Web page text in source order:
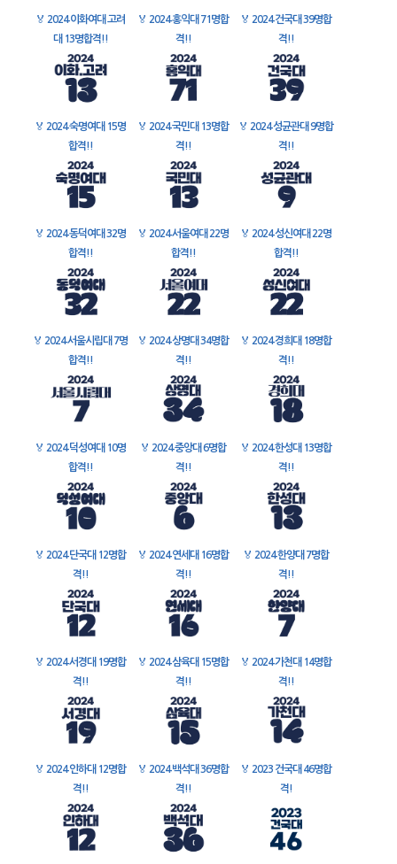
🏅 2024 이화여대 고려
대 13명합격!!
🏅 2024 홍익대 71명합
격!!
🏅 2024 건국대 39명합
격!!
🏅 2024 숙명여대 15명
합격!!
🏅 2024 국민대 13명합
격!!
🏅 2024 성균관대 9명합
격!!
🏅 2024 동덕여대 32명
합격!!
🏅 2024 서울여대 22명
합격!!
🏅 2024 성신여대 22명
합격!!
🏅 2024 서울시립대 7명
합격!!
🏅 2024 상명대 34명합
격!!
🏅 2024 경희대 18명합
격!!
🏅 2024 덕성여대 10명
합격!!
🏅 2024 중앙대 6명합
격!!
🏅 2024 한성대 13명합
격!!
🏅 2024 단국대 12명합
격!!
🏅 2024 연세대 16명합
격!!
🏅 2024 한양대 7명합
격!!
🏅 2024 서경대 19명합
격!!
🏅 2024 삼육대 15명합
격!!
🏅 2024 가천대 14명합
격!!
🏅 2024 인하대 12명합
격!!
🏅 2024 백석대 36명합
격!!
🏅 2023 건국대 46명합
격!